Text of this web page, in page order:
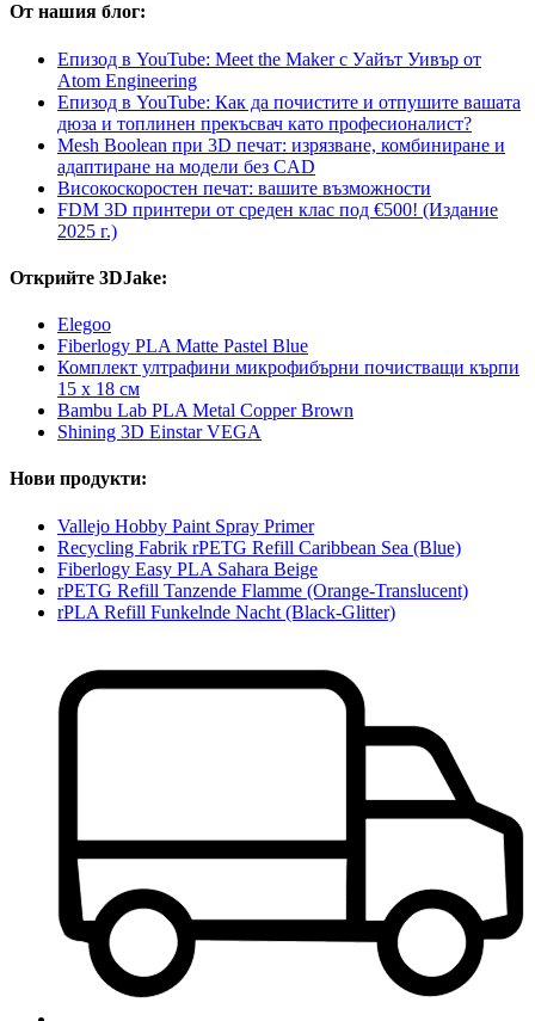
От нашия блог:
Епизод в YouTube: Meet the Maker с Уайът Уивър от
Atom Engineering
Епизод в YouTube: Как да почистите и отпушите вашата
дюза и топлинен прекъсвач като професионалист?
Mesh Boolean при 3D печат: изрязване, комбиниране и
адаптиране на модели без CAD
Високоскоростен печат: вашите възможности
FDM 3D принтери от среден клас под €500! (Издание
2025 г.)
Открийте 3DJake:
Elegoo
Fiberlogy PLA Matte Pastel Blue
Комплект ултрафини микрофибърни почистващи кърпи
15 x 18 см
Bambu Lab PLA Metal Copper Brown
Shining 3D Einstar VEGA
Нови продукти:
Vallejo Hobby Paint Spray Primer
Recycling Fabrik rPETG Refill Caribbean Sea (Blue)
Fiberlogy Easy PLA Sahara Beige
rPETG Refill Tanzende Flamme (Orange-Translucent)
rPLA Refill Funkelnde Nacht (Black-Glitter)